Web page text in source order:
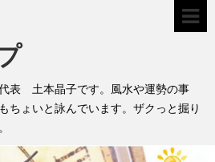
表 土本晶子です。風水や運勢の事
ちょいと詠んでいます。ザクっと掘り